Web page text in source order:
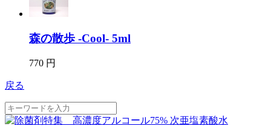
森の散歩 -Cool- 5ml
770 円
戻る